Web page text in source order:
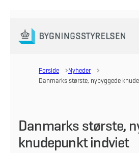
Gå til forsiden
Forside
Nyheder
Danmarks største, nybyggede
Danmarks største,
knudepunkt indviet